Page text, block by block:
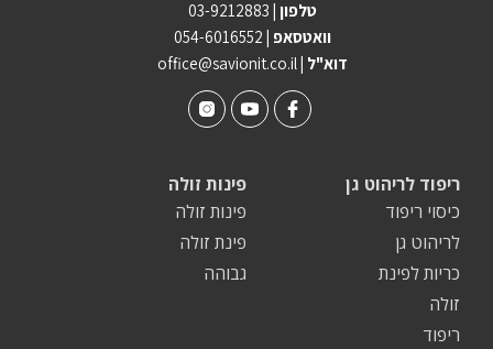
טלפון | 03-9212883
וואטסאפ | 054-6016552
office@savionit.co.il | דוא"ל
פינות זולה
פינות זולה
פינת זולה
גבוהה
ריפוד לריהוט גן
כיסוי ריפוד
לריהוט גן
כריות לפינת
זולה
ריפוד